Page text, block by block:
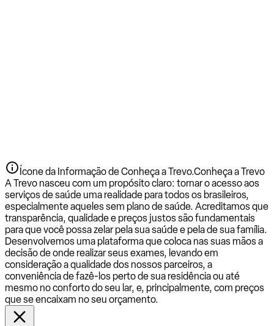
Ícone da Informação de Conheça a Trevo.Conheça a Trevo
A Trevo nasceu com um propósito claro: tornar o acesso aos
serviços de saúde uma realidade para todos os brasileiros,
especialmente aqueles sem plano de saúde. Acreditamos que
transparência, qualidade e preços justos são fundamentais
para que você possa zelar pela sua saúde e pela de sua família.
Desenvolvemos uma plataforma que coloca nas suas mãos a
decisão de onde realizar seus exames, levando em
consideração a qualidade dos nossos parceiros, a
conveniência de fazê-los perto de sua residência ou até
mesmo no conforto do seu lar, e, principalmente, com preços
que se encaixam no seu orçamento.